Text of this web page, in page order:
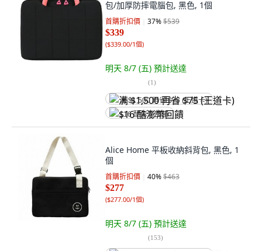
包/加厚防摔電腦包, 黑色, 1個
首購折扣價 37%$539
$339
($339.00/1個)
明天 8/7 (五) 預計送達
(1)
满 $1,500 再省 $75 (王道卡)
$16 酷澎幣回饋
Alice Home 平板收納斜背包, 黑色, 1
個
首購折扣價 40%$463
$277
($277.00/1個)
明天 8/7 (五) 預計送達
(153)